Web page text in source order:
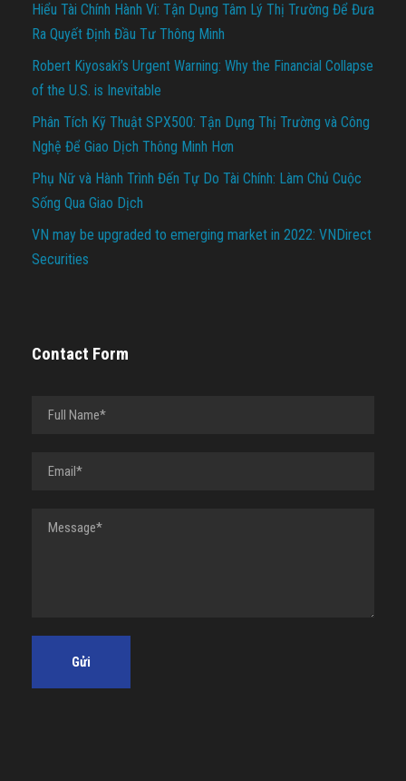
Hiểu Tài Chính Hành Vi: Tận Dụng Tâm Lý Thị Trường Để Đưa
Ra Quyết Định Đầu Tư Thông Minh
Robert Kiyosaki’s Urgent Warning: Why the Financial Collapse
of the U.S. is Inevitable
Phân Tích Kỹ Thuật SPX500: Tận Dụng Thị Trường và Công
Nghệ Để Giao Dịch Thông Minh Hơn
Phụ Nữ và Hành Trình Đến Tự Do Tài Chính: Làm Chủ Cuộc
Sống Qua Giao Dịch
VN may be upgraded to emerging market in 2022: VNDirect
Securities
Contact Form